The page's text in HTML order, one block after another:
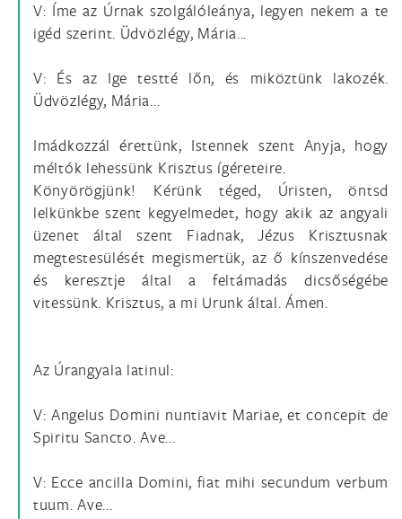
V: Íme az Úrnak szolgálóleánya, legyen nekem a te
igéd szerint. Üdvözlégy, Mária...
V: És az Ige testté lőn, és miköztünk lakozék.
Üdvözlégy, Mária...
Imádkozzál érettünk, Istennek szent Anyja, hogy
méltók lehessünk Krisztus ígéreteire.
Könyörögjünk! Kérünk téged, Úristen, öntsd
lelkünkbe szent kegyelmedet, hogy akik az angyali
üzenet által szent Fiadnak, Jézus Krisztusnak
megtestesülését megismertük, az ő kínszenvedése
és keresztje által a feltámadás dicsőségébe
vitessünk. Krisztus, a mi Urunk által. Ámen.
Az Úrangyala latinul:
V: Angelus Domini nuntiavit Mariae, et concepit de
Spiritu Sancto. Ave...
V: Ecce ancilla Domini, fiat mihi secundum verbum
tuum. Ave...